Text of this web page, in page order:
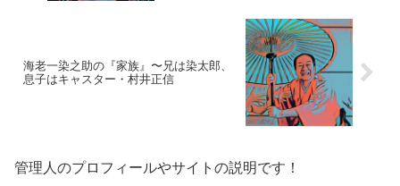
海老一染之助の『家族』〜兄は染太郎、
息子はキャスター・村井正信
管理人のプロフィールやサイトの説明です！